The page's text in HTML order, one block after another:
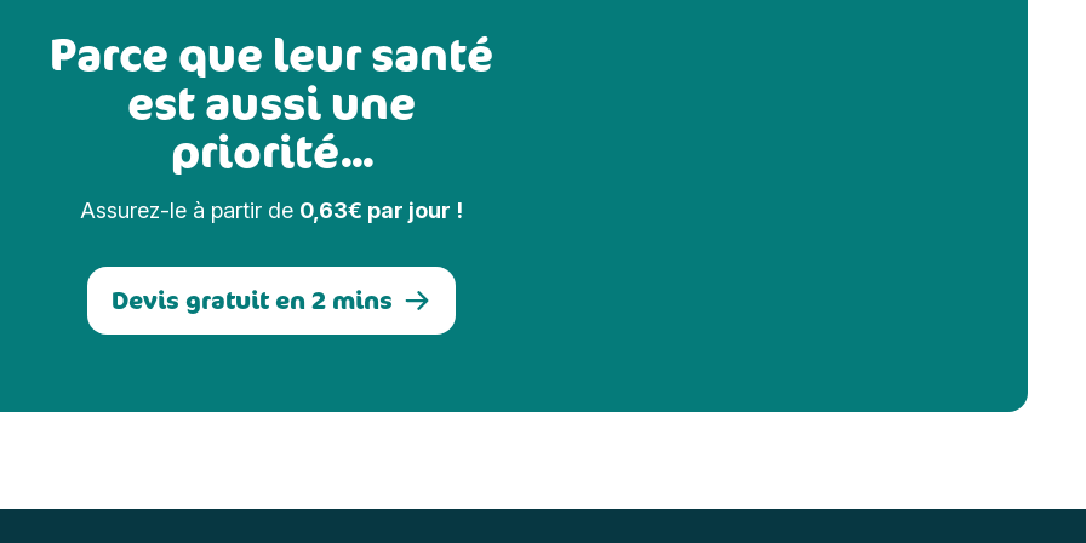
Parce que leur santé
est aussi une
priorité...
Assurez-le à partir de 0,63€ par jour !
Devis gratuit en 2 mins